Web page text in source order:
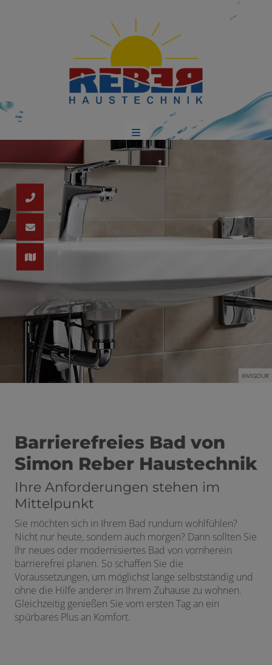
©VIGOUR
Barrierefreies Bad von
Simon Reber Haustechnik
Ihre Anforderungen stehen im
Mittelpunkt
Sie möchten sich in Ihrem Bad rundum wohlfühlen?
Nicht nur heute, sondern auch morgen? Dann sollten Sie
Ihr neues oder modernisiertes Bad von vornherein
barrierefrei planen. So schaffen Sie die
Voraussetzungen, um möglichst lange selbstständig und
ohne die Hilfe anderer in Ihrem Zuhause zu wohnen.
Gleichzeitig genießen Sie vom ersten Tag an ein
spürbares Plus an Komfort.
öffnen und schließen